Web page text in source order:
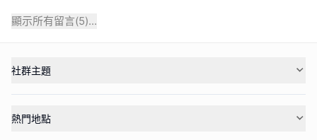
顯示所有留言(5)...
社群主題
熱門地點